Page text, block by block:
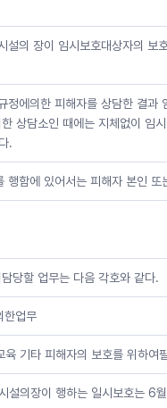
의 장이 임시보호대상자의 보
에의한 피해자를 상담한 결과
상담소인 때에는 지체없이 임
.
함에 있어서는 피해자 본인 또
당할 업무는 다음 각호와 같다.
한업무
기타 피해자의 보호를 위하여
설의장이 행하는 일시보호는 6